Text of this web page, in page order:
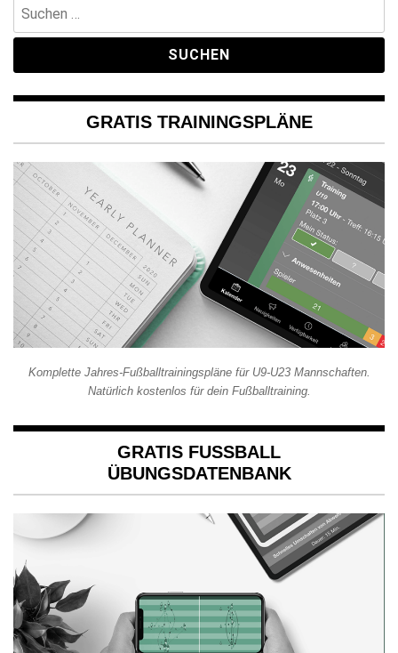
nach:
GRATIS TRAININGSPLÄNE
Komplette Jahres-Fußballtrainingspläne für U9-U23 Mannschaften.
Natürlich kostenlos für dein Fußballtraining.
GRATIS FUSSBALL Ü
BUNGSDATENBANK